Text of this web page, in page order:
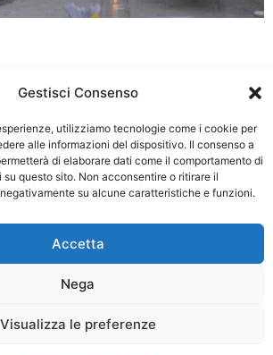
Gestisci Consenso
utilizziamo tecnologie come i cookie per
alle informazioni del dispositivo. Il consenso a
di elaborare dati come il comportamento di
questo sito. Non acconsentire o ritirare il
su alcune caratteristiche e funzioni.
Accetta
Nega
Visualizza le preferenze